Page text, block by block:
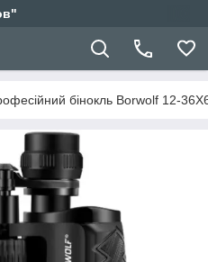
бінокль Borwolf 12-